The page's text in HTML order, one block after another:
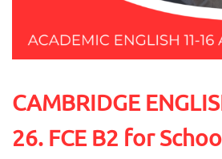
CAMBRIDGE
26. FCE B2 for